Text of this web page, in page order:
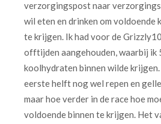
verzorgingspost naar
wil eten en drinken om voldoende
te krijgen. Ik had voor de
offtijden aangehouden, waarbij ik
koolhydraten binnen wilde
eerste helft nog wel repen en
maar hoe verder in de race hoe
voldoende binnen te krijgen. Het